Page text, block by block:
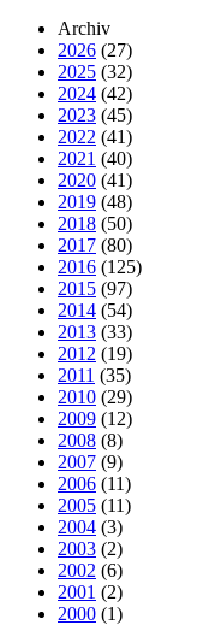
Archiv
2026 (27)
2025 (32)
2024 (42)
2023 (45)
2022 (41)
2021 (40)
2020 (41)
2019 (48)
2018 (50)
2017 (80)
2016 (125)
2015 (97)
2014 (54)
2013 (33)
2012 (19)
2011 (35)
2010 (29)
2009 (12)
2008 (8)
2007 (9)
2006 (11)
2005 (11)
2004 (3)
2003 (2)
2002 (6)
2001 (2)
2000 (1)